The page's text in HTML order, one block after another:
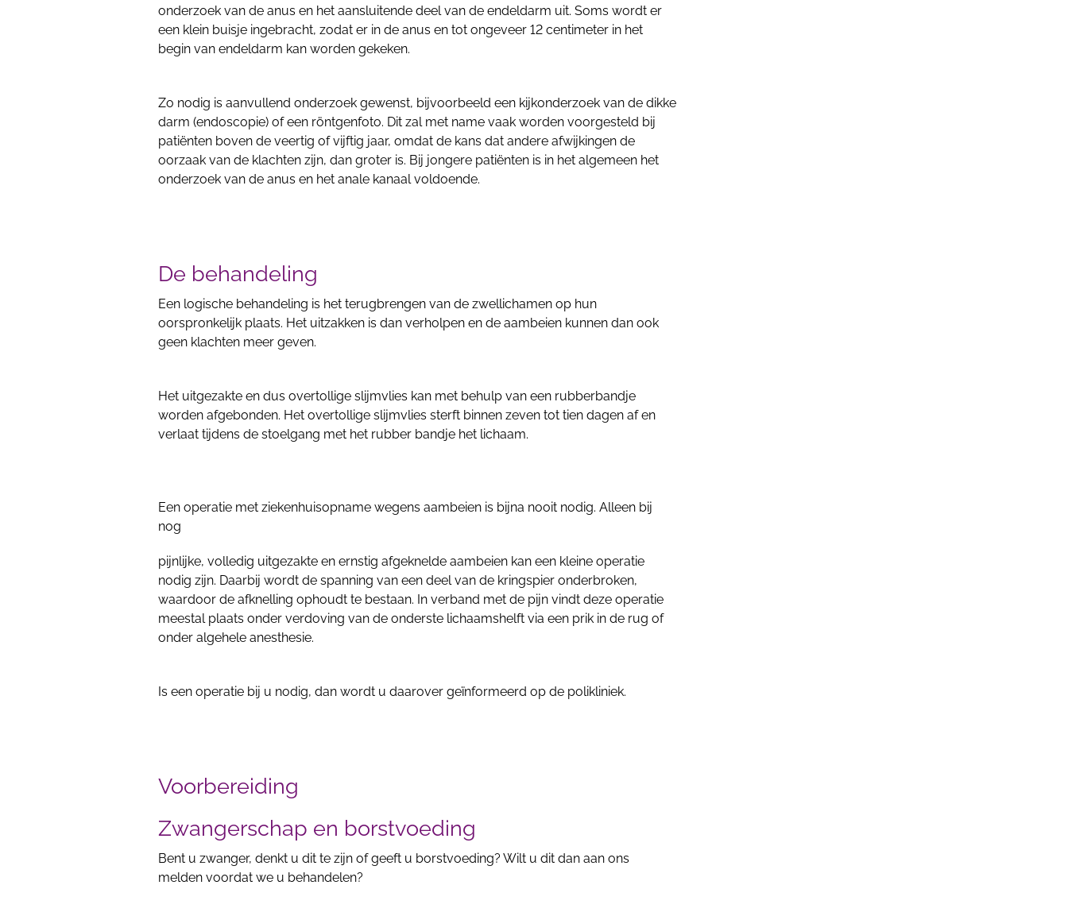
onderzoek van de anus en het aansluitende deel van de endeldarm uit. Soms wordt er
een klein buisje ingebracht, zodat er in de anus en tot ongeveer 12 centimeter in het
begin van endeldarm kan worden gekeken.
Zo nodig is aanvullend onderzoek gewenst, bijvoorbeeld een kijkonderzoek van de dikke
darm (endoscopie) of een röntgenfoto. Dit zal met name vaak worden voorgesteld bij
patiënten boven de veertig of vijftig jaar, omdat de kans dat andere afwijkingen de
oorzaak van de klachten zijn, dan groter is. Bij jongere patiënten is in het algemeen het
onderzoek van de anus en het anale kanaal voldoende.
De behandeling
Een logische behandeling is het terugbrengen van de zwellichamen op hun
oorspronkelijk plaats. Het uitzakken is dan verholpen en de aambeien kunnen dan ook
geen klachten meer geven.
Het uitgezakte en dus overtollige slijmvlies kan met behulp van een rubberbandje
worden afgebonden. Het overtollige slijmvlies sterft binnen zeven tot tien dagen af en
verlaat tijdens de stoelgang met het rubber bandje het lichaam.
Een operatie met ziekenhuisopname wegens aambeien is bijna nooit nodig. Alleen bij
nog
pijnlijke, volledig uitgezakte en ernstig afgeknelde aambeien kan een kleine operatie
nodig zijn. Daarbij wordt de spanning van een deel van de kringspier onderbroken,
waardoor de afknelling ophoudt te bestaan. In verband met de pijn vindt deze operatie
meestal plaats onder verdoving van de onderste lichaamshelft via een prik in de rug of
onder algehele anesthesie.
Is een operatie bij u nodig, dan wordt u daarover geïnformeerd op de polikliniek.
Voorbereiding
Zwangerschap en borstvoeding
Bent u zwanger, denkt u dit te zijn of geeft u borstvoeding? Wilt u dit dan aan ons
melden voordat we u behandelen?